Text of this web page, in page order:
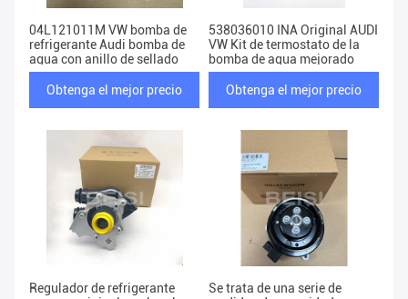
04L121011M VW bomba de
refrigerante Audi bomba de
agua con anillo de sellado
Obtenga el mejor precio
538036010 INA Original AUDI
VW Kit de termostato de la
bomba de agua mejorado
Obtenga el mejor precio
Regulador de refrigerante
Se trata de una serie de